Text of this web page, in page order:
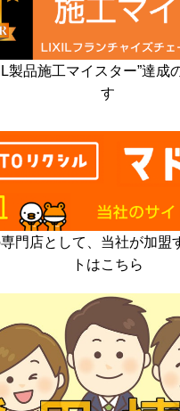
製品施工マイスター”達成
す
門店として、当社が加盟
トはこちら